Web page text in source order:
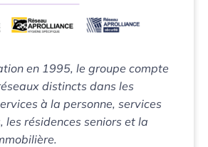
en 1995, le groupe compte
distincts dans les
à la personne, services
les résidences seniors et la